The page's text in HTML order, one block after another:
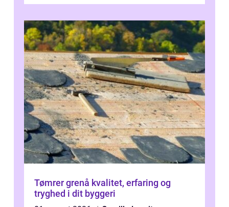
Tømrer grenå kvalitet, erfaring og
tryghed i dit byggeri